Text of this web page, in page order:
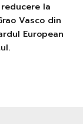
la
Vasco din
European